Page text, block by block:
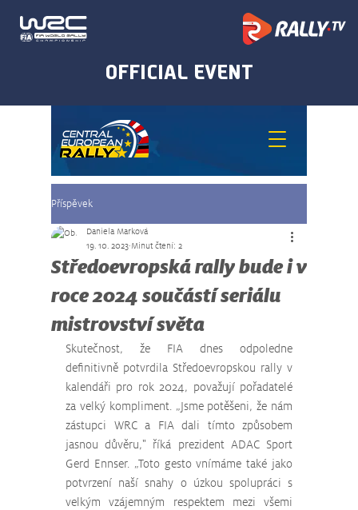
Příspěvek
Středoevropská rally bude i v
roce 2024 součástí seriálu
mistrovství světa
Daniela Marková
19. 10. 2023 Minut čtení: 2
Skutečnost, že FIA dnes odpoledne
definitivně potvrdila Středoevropskou rally v
kalendáři pro rok 2024, považují pořadatelé
za velký kompliment. „Jsme potěšeni, že nám
zástupci WRC a FIA dali tímto způsobem
jasnou důvěru," říká prezident ADAC Sport
Gerd Ennser. „Toto gesto vnímáme také jako
potvrzení naší snahy o úzkou spolupráci s
velkým vzájemným respektem mezi všemi